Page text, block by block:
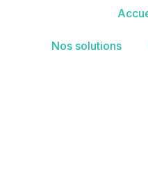
Nos solutions